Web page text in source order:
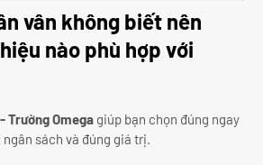
vân không biết nên
nào phù hợp với
Trường Omega giúp bạn chọn đúng ngay
sách và đúng giá trị.